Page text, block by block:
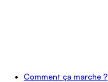
Comment ça marche ?